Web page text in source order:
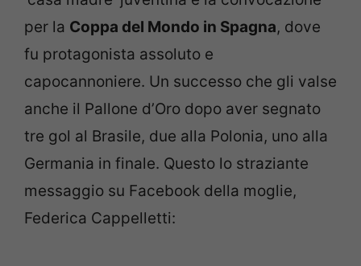
per la Coppa del Mondo in Spagna, dove
fu protagonista assoluto e
capocannoniere. Un successo che gli valse
anche il Pallone d’Oro dopo aver segnato
tre gol al Brasile, due alla Polonia, uno alla
Germania in finale. Questo lo straziante
messaggio su Facebook della moglie,
Federica Cappelletti: